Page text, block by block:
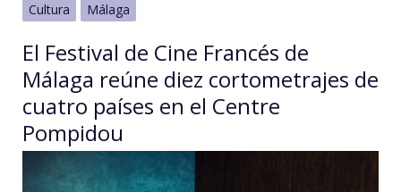
Cultura Málaga
El Festival de Cine Francés de
Málaga reúne diez cortometrajes de
cuatro países en el Centre
Pompidou